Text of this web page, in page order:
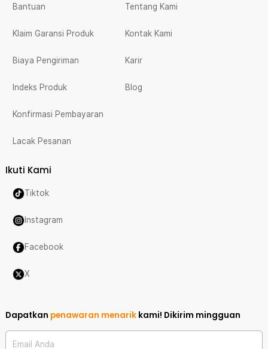
Bantuan
Klaim Garansi Produk
Biaya Pengiriman
Indeks Produk
Konfirmasi Pembayaran
Lacak Pesanan
Tentang Kami
Kontak Kami
Karir
Blog
Ikuti Kami
Tiktok
Instagram
Facebook
X
Dapatkan penawaran menarik kami! Dikirim mingguan
Email Anda